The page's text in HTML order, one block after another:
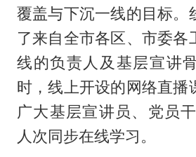
覆盖与下沉一线的目标。
了来自全市各区、市委各
线的负责人及基层宣讲
时，线上开设的网络直播
广大基层宣讲员、党员
人次同步在线学习。